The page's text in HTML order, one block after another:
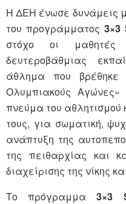
Η ΔΕΗ ένωσε δυνάμεις
του προγράμματος 3×3
στόχο οι μαθητές
δευτεροβάθμιας
άθλημα που βρέθηκε
Ολυμπιακούς
πνεύμα του αθλητισμού
τους, για σωματική,
ανάπτυξη της
της πειθαρχίας και
διαχείρισης της νίκης
Το πρόγραμμα3×3